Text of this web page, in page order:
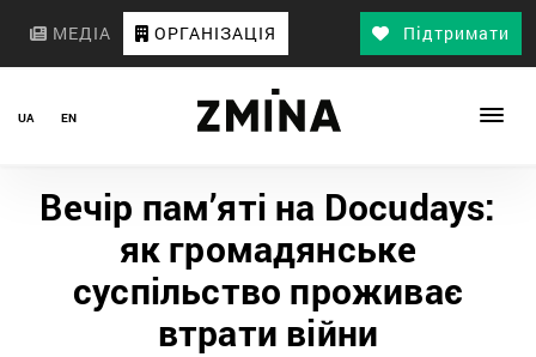
МЕДІА ОРГАНІЗАЦІЯ Підтримати
UA EN
Вечір пам’яті на Docudays:
як громадянське
суспільство проживає
втрати війни